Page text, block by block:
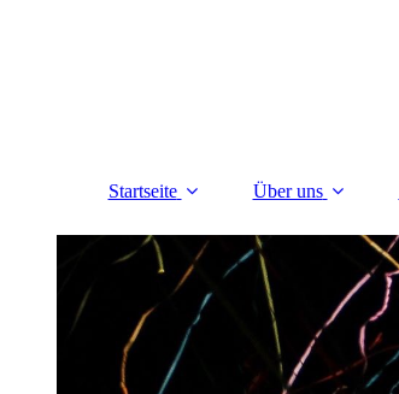
Startseite Über uns